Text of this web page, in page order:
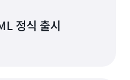
정식 출시